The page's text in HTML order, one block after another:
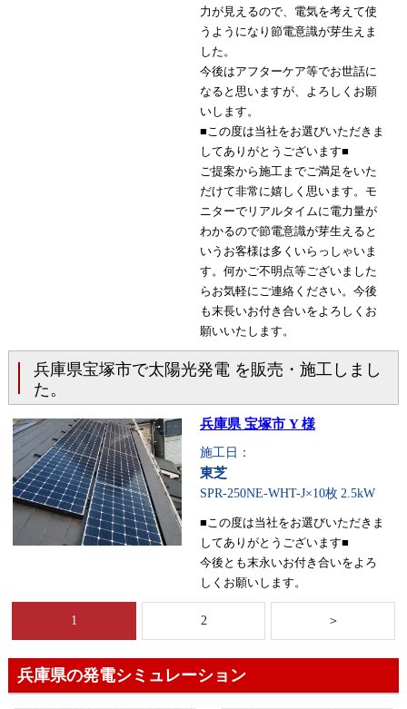
力が見えるので、電気を考えて使
うようになり節電意識が芽生えま
した。
今後はアフターケア等でお世話に
なると思いますが、よろしくお願
いします。
■この度は当社をお選びいただきま
してありがとうございます■
ご提案から施工までご満足をいた
だけて非常に嬉しく思います。モ
ニターでリアルタイムに電力量が
わかるので節電意識が芽生えると
いうお客様は多くいらっしゃいま
す。何かご不明点等ございました
らお気軽にご連絡ください。今後
も末長いお付き合いをよろしくお
願いいたします。
兵庫県宝塚市で太陽光発電 を販売・施工しまし
た。
兵庫県 宝塚市 Y 様
施工日：
東芝
SPR-250NE-WHT-J×10枚 2.5kW
■この度は当社をお選びいただきま
してありがとうございます■
今後とも末永いお付き合いをよろ
しくお願いします。
1 2 ＞
兵庫県の発電シミュレーション